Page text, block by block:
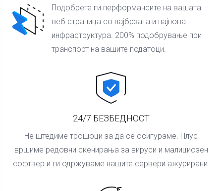
Подобрете ги перформансите на вашата
веб страница со најбрзата и најнова
инфраструктура. 200% подобрување при
транспорт на вашите податоци.
24/7 БЕЗБЕДНОСТ
Не штедиме трошоци за да се осигураме. Плус
вршиме редовни скенирања за вируси и малициозен
софтвер и ги одржуваме нашите сервери ажурирани.